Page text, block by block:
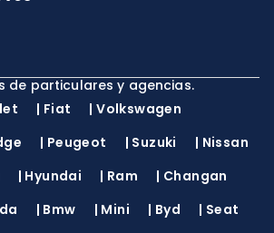
de particulares y agencias.
| Fiat |Volkswagen
| Peugeot | Suzuki | Nissan
| Hyundai | Ram | Changan
| Bmw | Mini | Byd | Seat